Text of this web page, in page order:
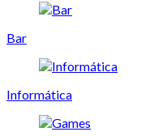
Bar
Informática